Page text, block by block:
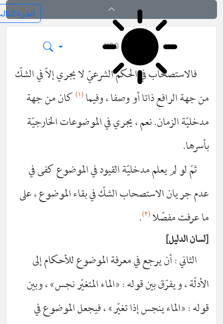
فرائد الاصول (رسائل)
٢٩٥
فالاستصحاب في الحكم الشرعيّ لا يجري إلاّ في الشكّ
من جهة الرافع ذاتا أو وصفا ، وفيما(١) كان من جهة
مدخليّة الزمان. نعم ، يجري في الموضوعات الخارجيّة
بأسرها.
ثمّ لو لم يعلم مدخليّة القيود في الموضوع كفى في
عدم جريان الاستصحاب الشكّ في بقاء الموضوع ، على
ما عرفت مفصّلا(٢) .
لسان الدليل
الثاني : أن يرجع في معرفة الموضوع للأحكام إلى
الأدلّة ، ويفرّق بين قوله : «الماء المتغيّر نجس» ، وبين
قوله : «الماء ينجس إذا تغيّر» ، فيجعل الموضوع في